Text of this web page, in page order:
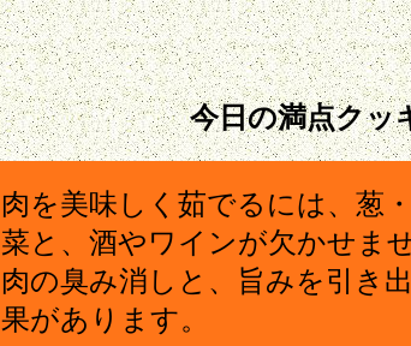
今日の満点クッ
肉を美味しく茹でるには、葱
菜と、酒やワインが欠かせま
肉の臭み消しと、旨みを引き
果があります。